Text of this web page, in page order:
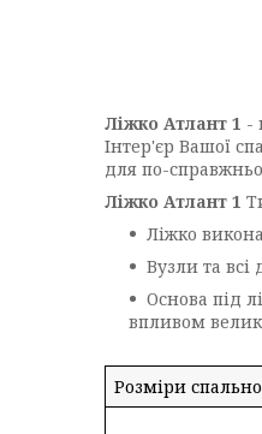
Ліжко Атлант 1 -
Інтер'єр Вашої
для по-
Ліжко Атлант 1
Ліжко
Вузли та всі
Основа під
впливом
Розміри